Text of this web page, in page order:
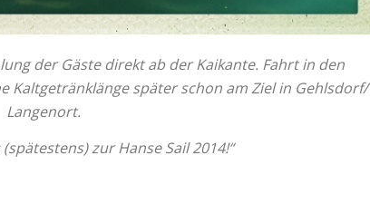
der Gäste direkt ab der Kaikante. Fahrt in den
Kaltgetränklänge später schon am Ziel in Gehlsdorf/
Langenort.
zur Hanse Sail 2014!“